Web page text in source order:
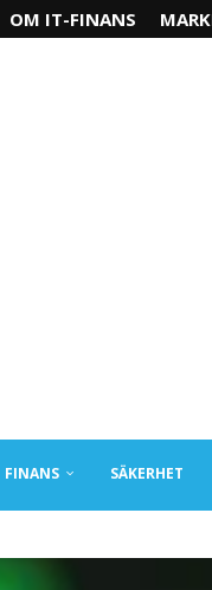
OM IT-FINANS
FINANS SÄKERHET